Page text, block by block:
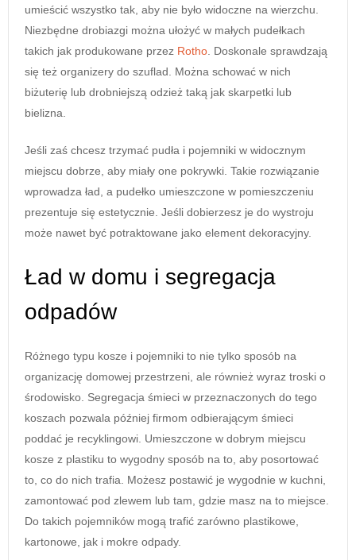
umieścić wszystko tak, aby nie było widoczne na wierzchu.
Niezbędne drobiazgi można ułożyć w małych pudełkach
takich jak produkowane przez Rotho . Doskonale sprawdzają
się też organizery do szuflad. Można schować w nich
biżuterię lub drobniejszą odzież taką jak skarpetki lub
bielizna.
Jeśli zaś chcesz trzymać pudła i pojemniki w widocznym
miejscu dobrze, aby miały one pokrywki. Takie rozwiązanie
wprowadza ład, a pudełko umieszczone w pomieszczeniu
prezentuje się estetycznie. Jeśli dobierzesz je do wystroju
może nawet być potraktowane jako element dekoracyjny.
Ład w domu i segregacja
odpadów
Różnego typu kosze i pojemniki to nie tylko sposób na
organizację domowej przestrzeni, ale również wyraz troski o
środowisko. Segregacja śmieci w przeznaczonych do tego
koszach pozwala później firmom odbierającym śmieci
poddać je recyklingowi. Umieszczone w dobrym miejscu
kosze z plastiku to wygodny sposób na to, aby posortować
to, co do nich trafia. Możesz postawić je wygodnie w kuchni,
zamontować pod zlewem lub tam, gdzie masz na to miejsce.
Do takich pojemników mogą trafić zarówno plastikowe,
kartonowe, jak i mokre odpady.